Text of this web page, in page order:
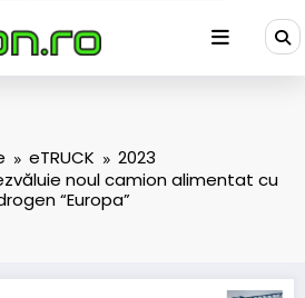
eTRUCK
2023
noul camion alimentat cu
“Europa”